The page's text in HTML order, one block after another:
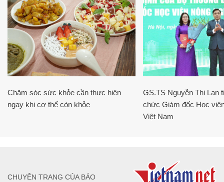
Chăm sóc sức khỏe cần thực hiện
ngay khi cơ thể còn khỏe
GS.TS Nguyễn Thị Lan
chức Giám đốc Học
Việt Nam
CHUYÊN TRANG CỦA BÁO